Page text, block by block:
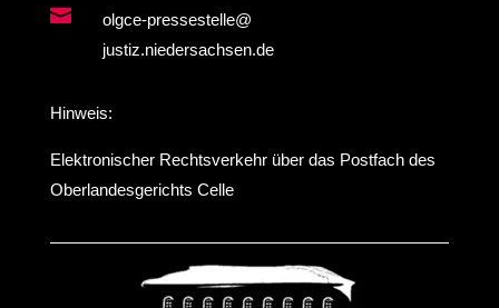

olgce-pressestelle@
justiz.niedersachsen.de
Hinweis:
Elektronischer Rechtsverkehr über das Postfach des
Oberlandesgerichts Celle